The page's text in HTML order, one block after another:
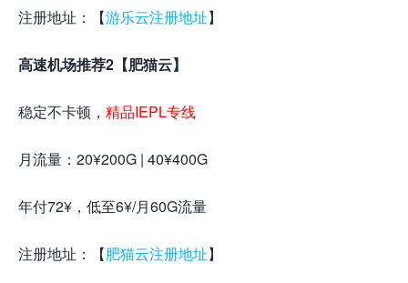
注册地址：【游乐云注册地址】
高速机场推荐2【肥猫云】
稳定不卡顿， 精品IEPL专线
月流量：20¥200G | 40¥400G
年付72¥，低至6¥/月60G流量
注册地址：【肥猫云注册地址】